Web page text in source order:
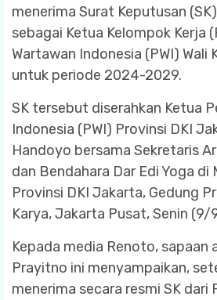
menerima Surat Keputusan
sebagai Ketua Kelompok Kerja
Wartawan Indonesia (PWI)
untuk periode 2024-2029.
SK tersebut diserahkan Ketua
Indonesia (PWI) Provinsi DKI
Handoyo bersama Sekretaris
dan Bendahara Dar Edi Yoga di
Provinsi DKI Jakarta, Gedung
Karya, Jakarta Pusat, Senin
Kepada media Renoto, sapaan
Prayitno ini menyampaikan,
menerima secara resmi SK dari